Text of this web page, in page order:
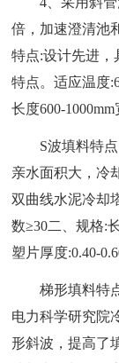
倍，加速澄清池
特点:设计先进，
特点。适应温度
长度600-1000mm
S波填料特
亲水面积大，冷
双曲线水泥冷却
数≥30二、规格:
塑片厚度:0.40-
梯形填料特
电力科学研究院
形斜波，提高了